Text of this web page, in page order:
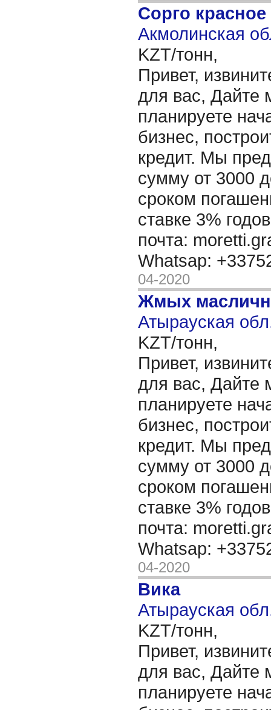
Сорго красное
Акмолинская
KZT/тонн,
Привет,
для вас, Дайте
планируете
бизнес,
кредит. Мы
сумму от 3000
сроком
ставке 3%
почта:
Whatsap:
04-2020
Жмых
Атырауская
KZT/тонн,
Привет,
для вас, Дайте
планируете
бизнес,
кредит. Мы
сумму от 3000
сроком
ставке 3%
почта:
Whatsap:
04-2020
Вика
Атырауская
KZT/тонн,
Привет,
для вас, Дайте
планируете